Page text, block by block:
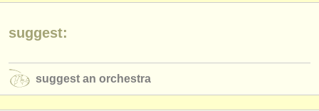
お問い合わせ
rss feeds
クラシック音楽ニュース
suggest:
suggest an orchestra